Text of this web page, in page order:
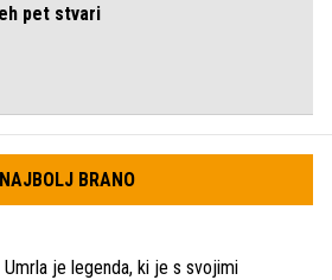
pet stvari
NAJBOLJ BRANO
Umrla je legenda, ki je s svojimi